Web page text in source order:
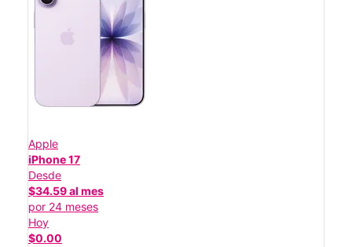
Apple
iPhone 17
Desde
$34.59 al mes
por 24 meses
Hoy
$0.00